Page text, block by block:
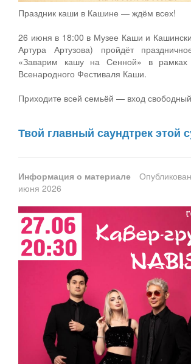
Праздник каши в Кашине — ждём всех!
26 июня в 18:00 в Музее Каши и
Артура Артузова) пройдёт
«Заварим кашу на Сенной» в
Всенародного Фестиваля Каши.
Приходите всей семьёй — вход
Твой главный саундтрек этой
Информация о материале
июня 2026